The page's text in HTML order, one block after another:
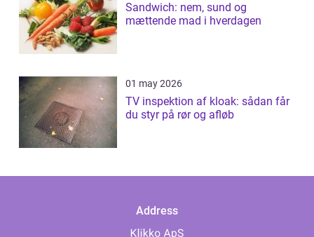
Sandwich: nem, sund og
mættende mad i hverdagen
01 may 2026
TV inspektion af kloak: sådan får
du styr på rør og afløb
Address